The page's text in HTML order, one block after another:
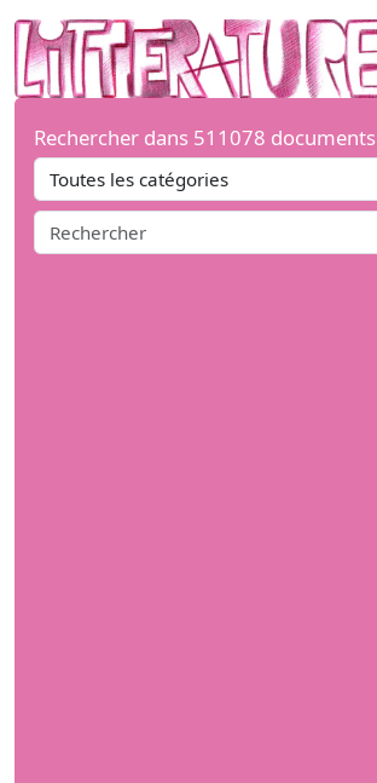
Rechercher dans 511078 documents